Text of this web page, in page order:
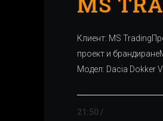
Клиент: MS
проект и
Модел: Dacia Dokker
21:50 /